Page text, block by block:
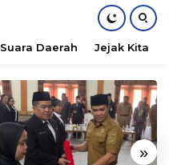
Suara Daerah Jejak Kita
»